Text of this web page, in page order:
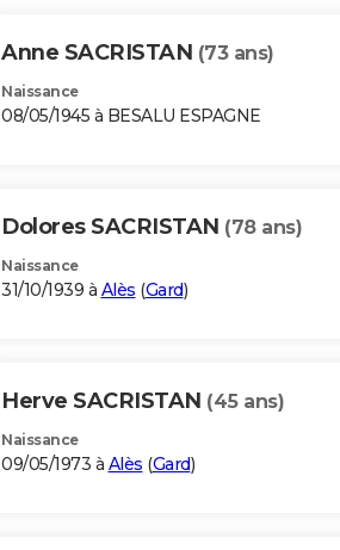
Anne SACRISTAN (73 ans)
Naissance
08/05/1945 à BESALU ESPAGNE
Dolores SACRISTAN (78 ans)
Naissance
31/10/1939 à Alès (Gard)
Herve SACRISTAN (45 ans)
Naissance
09/05/1973 à Alès (Gard)